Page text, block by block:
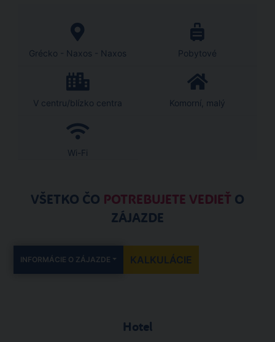
Grécko - Naxos - Naxos Pobytové
V centru/blízko centra Komorní, malý
Wi-Fi
VŠETKO ČO POTREBUJETE VEDIEŤ O
ZÁJAZDE
INFORMÁCIE O ZÁJAZDE KALKULÁCIE
Hotel